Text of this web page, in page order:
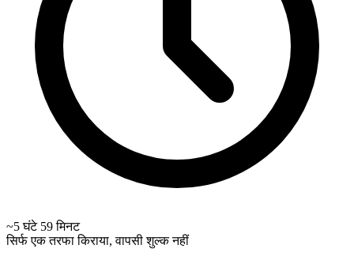
~5 घंटे 59 मिनट
सिर्फ एक तरफा किराया, वापसी शुल्क नहीं